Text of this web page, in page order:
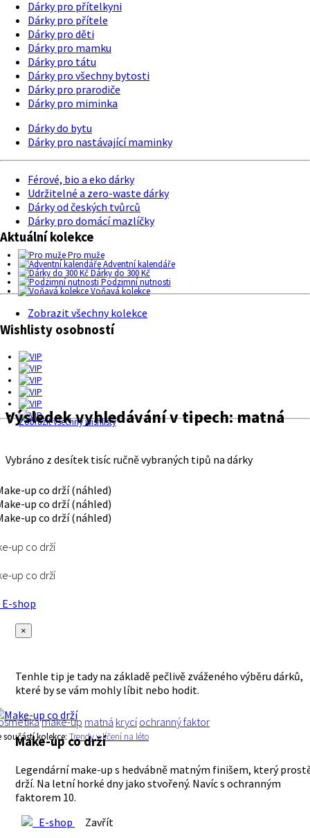
Dárky pro přítelkyni
Dárky pro přítele
Dárky pro děti
Dárky pro mamku
Dárky pro tátu
Dárky pro všechny bytosti
Dárky pro prarodiče
Dárky pro miminka
Dárky do bytu
Dárky pro nastávající maminky
Férové, bio a eko dárky
Udržitelné a zero-waste dárky
Dárky od českých tvůrců
Dárky pro domácí mazlíčky
Aktuální kolekce
Pro muže
Adventní kalendáře
Dárky do 300 Kč
Podzimní nutnosti
Voňavá kolekce
Zobrazit všechny kolekce
Wishlisty osobností
Zobrazit všechny wishlisty
Výsledek vyhledávání v tipech:matná
Vybráno z desítek tisíc ručně vybraných tipů na dárky
up co drží
up co drží
shop
×
Tenhle tip je tady na základě pečlivě zváženého výběru dárků,
které by se vám mohly líbit nebo hodit.
make-up matná krycí ochranný faktor
součástí kolekce: Trendy v líčení na léto
Make-up co drží
Legendární make-up s hedvábně matným finišem, který
drží. Na letní horké dny jako stvořený. Navíc s ochranným
faktorem 10.
E-shop
Zavřít